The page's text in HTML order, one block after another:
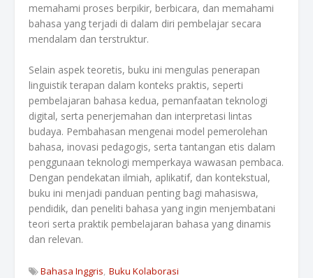
memahami proses berpikir, berbicara, dan memahami
bahasa yang terjadi di dalam diri pembelajar secara
mendalam dan terstruktur.
Selain aspek teoretis, buku ini mengulas penerapan
linguistik terapan dalam konteks praktis, seperti
pembelajaran bahasa kedua, pemanfaatan teknologi
digital, serta penerjemahan dan interpretasi lintas
budaya. Pembahasan mengenai model pemerolehan
bahasa, inovasi pedagogis, serta tantangan etis dalam
penggunaan teknologi memperkaya wawasan pembaca.
Dengan pendekatan ilmiah, aplikatif, dan kontekstual,
buku ini menjadi panduan penting bagi mahasiswa,
pendidik, dan peneliti bahasa yang ingin menjembatani
teori serta praktik pembelajaran bahasa yang dinamis
dan relevan.
Bahasa Inggris Buku Kolaborasi